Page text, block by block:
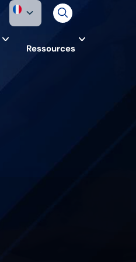
Ressources